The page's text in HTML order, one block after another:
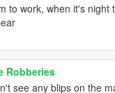
to work, when it's
Robberies
see any blips on the